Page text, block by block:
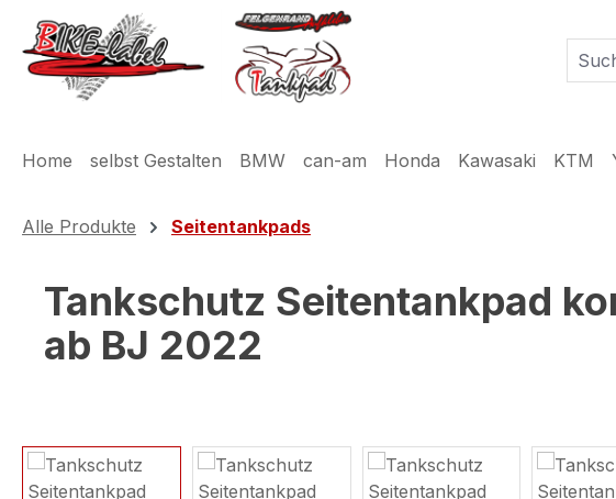
Hauptinhalt springen
Zur Suche springen
Zur Hauptnavigation springen
Home selbst Gestalten BMW can-am Honda Kawasaki KTM
Alle Produkte Seitentankpads
Tankschutz Seitentankpad
ab BJ 2022
Bildergalerie überspringen